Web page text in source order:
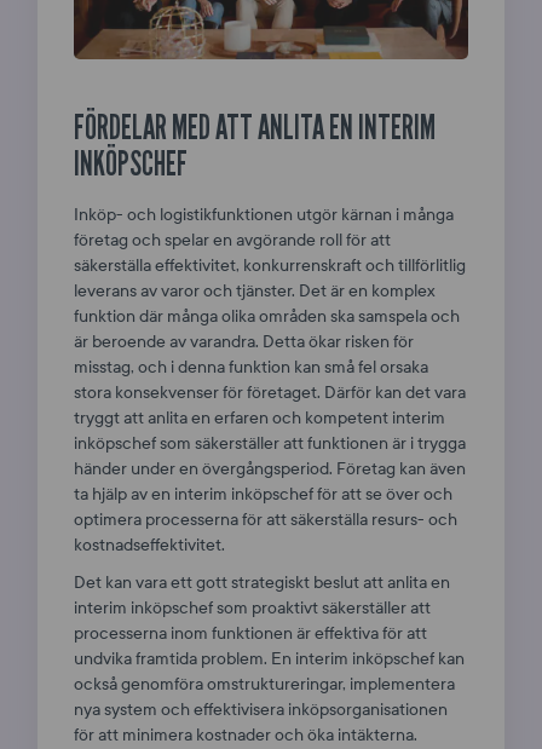
FÖRDELAR MED ATT ANLITA EN INTERIM
INKÖPSCHEF
Inköp- och logistikfunktionen utgör kärnan i många
företag och spelar en avgörande roll för att
säkerställa effektivitet, konkurrenskraft och tillförlitlig
leverans av varor och tjänster. Det är en komplex
funktion där många olika områden ska samspela och
är beroende av varandra. Detta ökar risken för
misstag, och i denna funktion kan små fel orsaka
stora konsekvenser för företaget. Därför kan det vara
tryggt att anlita en erfaren och kompetent interim
inköpschef som säkerställer att funktionen är i trygga
händer under en övergångsperiod. Företag kan även
ta hjälp av en interim inköpschef för att se över och
optimera processerna för att säkerställa resurs- och
kostnadseffektivitet.
Det kan vara ett gott strategiskt beslut att anlita en
interim inköpschef som proaktivt säkerställer att
processerna inom funktionen är effektiva för att
undvika framtida problem. En interim inköpschef kan
också genomföra omstruktureringar, implementera
nya system och effektivisera inköpsorganisationen
för att minimera kostnader och öka intäkterna.